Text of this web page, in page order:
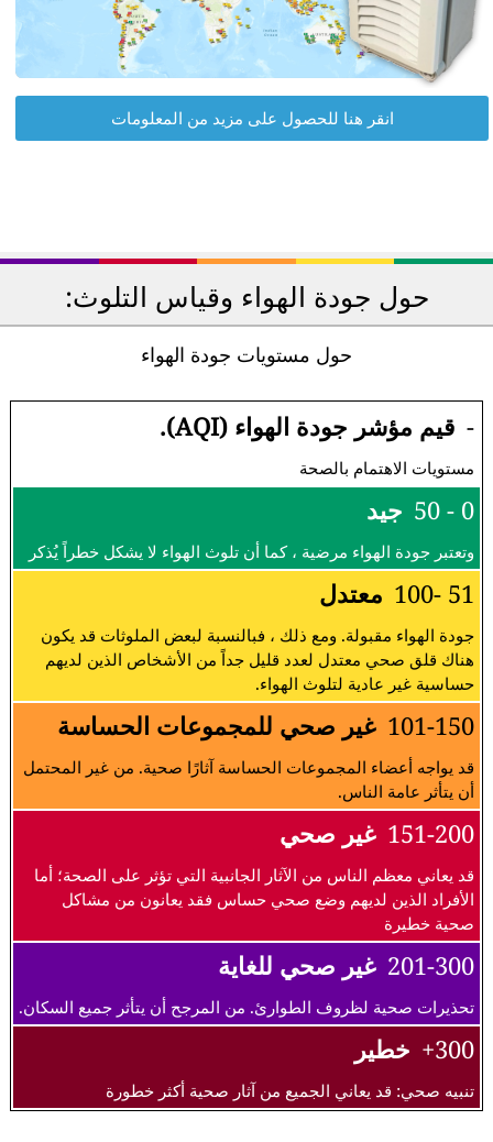
انقر هنا للحصول على مزيد من المعلومات
حول جودة الهواء وقياس التلوث:
حول مستويات جودة الهواء
- قيم مؤشر جودة الهواء (AQI).
مستويات الاهتمام بالصحة
0 - 50 جيد
وتعتبر جودة الهواء مرضية ، كما أن تلوث الهواء لا يشكل خطراً يُذكر
51 -100 معتدل
جودة الهواء مقبولة. ومع ذلك ، فبالنسبة لبعض الملوثات قد يكون
هناك قلق صحي معتدل لعدد قليل جداً من الأشخاص الذين لديهم
حساسية غير عادية لتلوث الهواء.
101-150 غير صحي للمجموعات الحساسة
قد يواجه أعضاء المجموعات الحساسة آثارًا صحية. من غير المحتمل
أن يتأثر عامة الناس.
151-200 غير صحي
قد يعاني معظم الناس من الآثار الجانبية التي تؤثر على الصحة؛ أما
الأفراد الذين لديهم وضع صحي حساس فقد يعانون من مشاكل
صحية خطيرة
201-300 غير صحي للغاية
تحذيرات صحية لظروف الطوارئ. من المرجح أن يتأثر جميع السكان.
300+ خطير
تنبيه صحي: قد يعاني الجميع من آثار صحية أكثر خطورة